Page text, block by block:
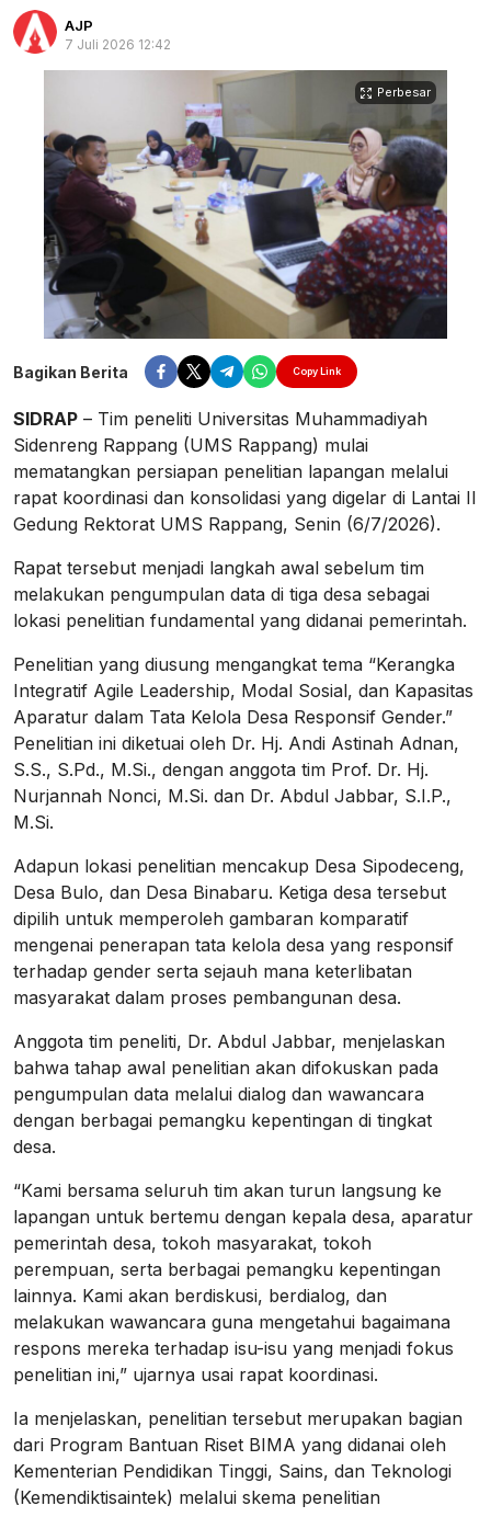
AJP
7 Juli 2026 12:42
Perbesar
Bagikan Berita Copy Link
SIDRAP – Tim peneliti Universitas Muhammadiyah
Sidenreng Rappang (UMS Rappang) mulai
mematangkan persiapan penelitian lapangan melalui
rapat koordinasi dan konsolidasi yang digelar di Lantai II
Gedung Rektorat UMS Rappang, Senin (6/7/2026).
Rapat tersebut menjadi langkah awal sebelum tim
melakukan pengumpulan data di tiga desa sebagai
lokasi penelitian fundamental yang didanai pemerintah.
Penelitian yang diusung mengangkat tema “Kerangka
Integratif Agile Leadership, Modal Sosial, dan Kapasitas
Aparatur dalam Tata Kelola Desa Responsif Gender.”
Penelitian ini diketuai oleh Dr. Hj. Andi Astinah Adnan,
S.S., S.Pd., M.Si., dengan anggota tim Prof. Dr. Hj.
Nurjannah Nonci, M.Si. dan Dr. Abdul Jabbar, S.I.P.,
M.Si.
Adapun lokasi penelitian mencakup Desa Sipodeceng,
Desa Bulo, dan Desa Binabaru. Ketiga desa tersebut
dipilih untuk memperoleh gambaran komparatif
mengenai penerapan tata kelola desa yang responsif
terhadap gender serta sejauh mana keterlibatan
masyarakat dalam proses pembangunan desa.
Anggota tim peneliti, Dr. Abdul Jabbar, menjelaskan
bahwa tahap awal penelitian akan difokuskan pada
pengumpulan data melalui dialog dan wawancara
dengan berbagai pemangku kepentingan di tingkat
desa.
“Kami bersama seluruh tim akan turun langsung ke
lapangan untuk bertemu dengan kepala desa, aparatur
pemerintah desa, tokoh masyarakat, tokoh
perempuan, serta berbagai pemangku kepentingan
lainnya. Kami akan berdiskusi, berdialog, dan
melakukan wawancara guna mengetahui bagaimana
respons mereka terhadap isu-isu yang menjadi fokus
penelitian ini,” ujarnya usai rapat koordinasi.
Ia menjelaskan, penelitian tersebut merupakan bagian
dari Program Bantuan Riset BIMA yang didanai oleh
Kementerian Pendidikan Tinggi, Sains, dan Teknologi
(Kemendiktisaintek) melalui skema penelitian